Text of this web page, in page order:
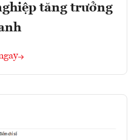
tăng trưởng